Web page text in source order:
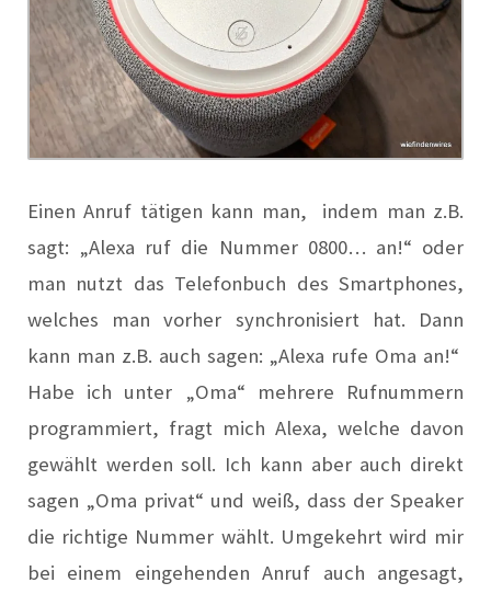
Einen Anruf tätigen kann man, indem man z.B.
sagt: „Alexa ruf die Nummer 0800… an!“ oder
man nutzt das Telefonbuch des Smartphones,
welches man vorher synchronisiert hat. Dann
kann man z.B. auch sagen: „Alexa rufe Oma an!“
Habe ich unter „Oma“ mehrere Rufnummern
programmiert, fragt mich Alexa, welche davon
gewählt werden soll. Ich kann aber auch direkt
sagen „Oma privat“ und weiß, dass der Speaker
die richtige Nummer wählt. Umgekehrt wird mir
bei einem eingehenden Anruf auch angesagt,